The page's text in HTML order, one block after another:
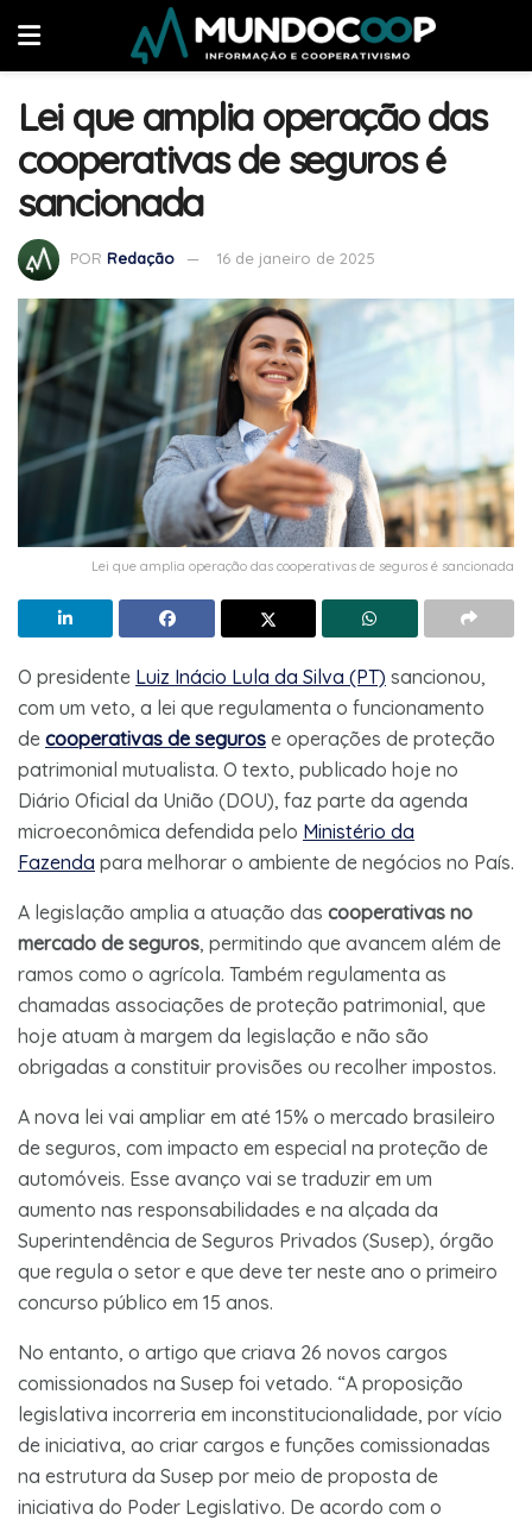
Lei que amplia operação das
cooperativas de seguros é
sancionada
POR Redação 16 de janeiro de 2025
Lei que amplia operação das cooperativas de seguros é sancionada
O presidente Luiz Inácio Lula da Silva (PT) sancionou,
com um veto, a lei que regulamenta o funcionamento
de cooperativas de seguros e operações de proteção
patrimonial mutualista. O texto, publicado hoje no
Diário Oficial da União (DOU), faz parte da agenda
microeconômica defendida pelo Ministério da
Fazenda para melhorar o ambiente de negócios no País.
A legislação amplia a atuação das cooperativas no
mercado de seguros, permitindo que avancem além de
ramos como o agrícola. Também regulamenta as
chamadas associações de proteção patrimonial, que
hoje atuam à margem da legislação e não são
obrigadas a constituir provisões ou recolher impostos.
A nova lei vai ampliar em até 15% o mercado brasileiro
de seguros, com impacto em especial na proteção de
automóveis. Esse avanço vai se traduzir em um
aumento nas responsabilidades e na alçada da
Superintendência de Seguros Privados (Susep), órgão
que regula o setor e que deve ter neste ano o primeiro
concurso público em 15 anos.
No entanto, o artigo que criava 26 novos cargos
comissionados na Susep foi vetado. “A proposição
legislativa incorreria em inconstitucionalidade, por vício
de iniciativa, ao criar cargos e funções comissionadas
na estrutura da Susep por meio de proposta de
iniciativa do Poder Legislativo. De acordo com o